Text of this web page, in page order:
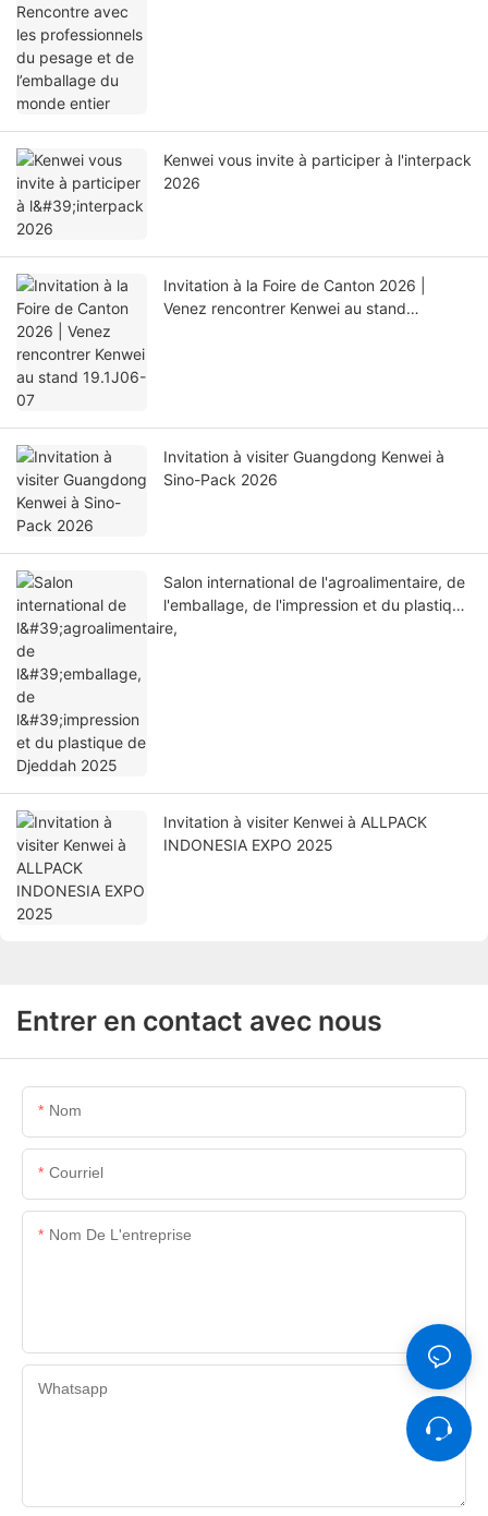
Kenwei vous invite à participer à l'interpack
2026
Invitation à la Foire de Canton 2026 |
Venez rencontrer Kenwei au stand
Invitation à visiter Guangdong Kenwei à
Sino-Pack 2026
Salon international de l'agroalimentaire, de
l'emballage, de l'impression et du plastique
de Djeddah 2025
Invitation à visiter Kenwei à ALLPACK
INDONESIA EXPO 2025
Entrer en contact avec nous
Nom
Courriel
Nom De L'entreprise
Whatsapp